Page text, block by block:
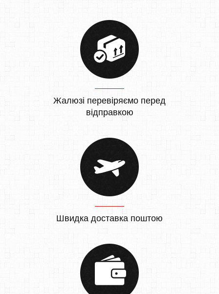
Жалюзі перевіряємо перед
відправкою
Швидка доставка поштою